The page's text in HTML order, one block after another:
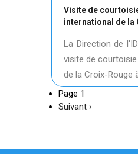
Visite de
international de la
La Direction de
visite de
de la Croix-Rouge
Page 1
Page
Suivant ›